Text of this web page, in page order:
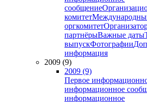
сообщение
комитет
оргкомитет
партнёрыВажные даты
выпускФотографии
информация
2009 (9)
2009 (9)
Первое
информационное
информационное